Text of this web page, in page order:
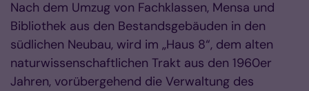
Nach dem Umzug von Fachklassen, Mensa und
Bibliothek aus den Bestandsgebäuden in den
südlichen Neubau, wird im „Haus 8“, dem alten
naturwissenschaftlichen Trakt aus den 1960er
Jahren, vorübergehend die Verwaltung des